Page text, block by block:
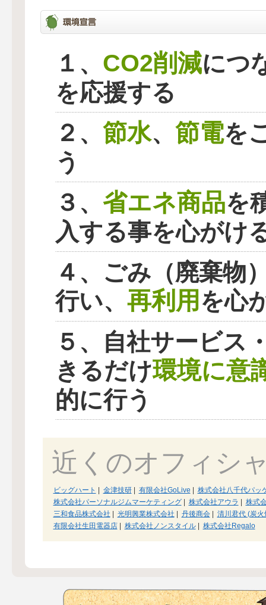
１、 CO2削減につ
を応援する
２、 節水、 節電を
う
３、 省エネ商品を
入する事を心がけ
４、ごみ（廃棄物
行い、 再利用を心
５、自社サービス
きるだけ環境に意
的に行う
近くのオフィシ
ビッグハート 金津技研| 有限会社GoLive
株式会社八千代パッ
株式会社パーソナルジムマーケティング| 株式会社アウラ
株式
三和食品株式会社
光明興業株式会社 丹後商会|
清川君代 (炭
有限会社生田電器店| 株式会社ノンスタイル| 株式会社Regalo